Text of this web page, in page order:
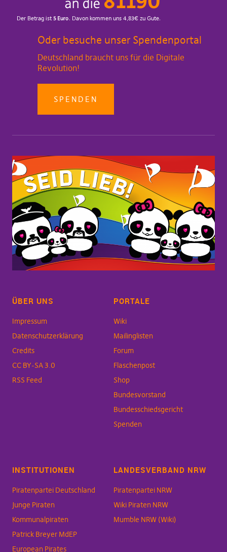
Oder besuche unser Spendenportal
Deutschland braucht uns für die Digitale
Revolution!
SPENDEN
ÜBER UNS
Impressum
Datenschutzerklärung
Credits
CC BY-SA 3.0
RSS Feed
PORTALE
Wiki
Mailinglisten
Forum
Flaschenpost
Shop
Bundesvorstand
Bundesschiedsgericht
Spenden
INSTITUTIONEN
Piratenpartei Deutschland
Junge Piraten
Kommunalpiraten
Patrick Breyer MdEP
European Pirates
LANDESVERBAND NRW
Piratenpartei NRW
Wiki Piraten NRW
Mumble NRW (Wiki)